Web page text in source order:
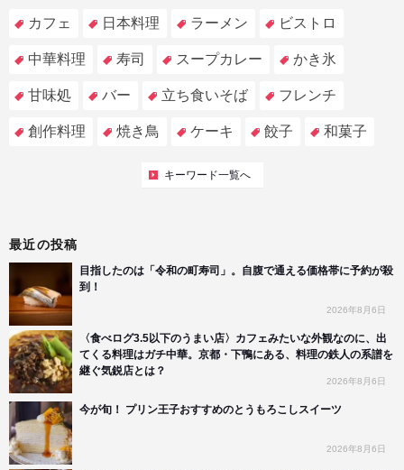
カフェ 日本料理 ラーメン ビストロ
中華料理 寿司 スープカレー かき氷
甘味処 バー 立ち食いそば フレンチ
創作料理 焼き鳥 ケーキ 餃子 和菓子
キーワード一覧へ
最近の投稿
目指したのは「令和の町寿司」。自腹で通える価格帯に予約が殺
到！
2026年8月6日
〈食べログ3.5以下のうまい店〉カフェみたいな外観なのに、出
てくる料理はガチ中華。京都・下鴨にある、料理の鉄人の系譜を
継ぐ気鋭店とは？
2026年8月6日
今が旬！ プリン王子おすすめのとうもろこしスイーツ
2026年8月6日